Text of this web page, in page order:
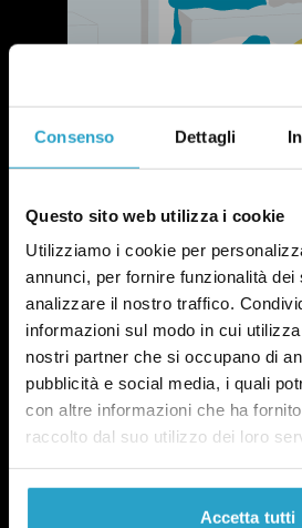
Consenso Dettagli
Questo sito web utilizza i cookie
Utilizziamo i cookie per
annunci, per fornire funzionalità dei
analizzare il nostro traffico.
informazioni sul modo in cui
nostri partner che si occupano di
pubblicità e social media, i quali
con altre informazioni che ha
raccolto dal suo utilizzo dei loro
Accetta tutti
NEWSLETTER
POLITICA DI UN CERTO
OGNI MARTEDÌ
In questa newsletter proviamo a
questioni di genere sono anche
politica.Qui un esempio